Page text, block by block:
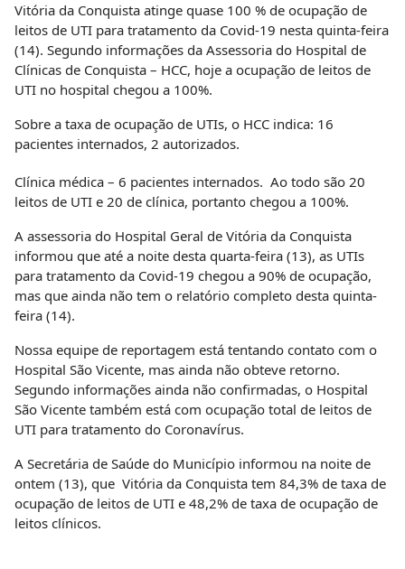
Vitória da Conquista atinge quase 100 % de ocupação de
leitos de UTI para tratamento da Covid-19 nesta quinta-feira
(14). Segundo informações da Assessoria do Hospital de
Clínicas de Conquista – HCC, hoje a ocupação de leitos de
UTI no hospital chegou a 100%.
Sobre a taxa de ocupação de UTIs, o HCC indica: 16
pacientes internados, 2 autorizados.
Clínica médica – 6 pacientes internados. Ao todo são 20
leitos de UTI e 20 de clínica, portanto chegou a 100%.
A assessoria do Hospital Geral de Vitória da Conquista
informou que até a noite desta quarta-feira (13), as UTIs
para tratamento da Covid-19 chegou a 90% de ocupação,
mas que ainda não tem o relatório completo desta quinta-
feira (14).
Nossa equipe de reportagem está tentando contato com o
Hospital São Vicente, mas ainda não obteve retorno.
Segundo informações ainda não confirmadas, o Hospital
São Vicente também está com ocupação total de leitos de
UTI para tratamento do Coronavírus.
A Secretária de Saúde do Município informou na noite de
ontem (13), que Vitória da Conquista tem 84,3% de taxa de
ocupação de leitos de UTI e 48,2% de taxa de ocupação de
leitos clínicos.